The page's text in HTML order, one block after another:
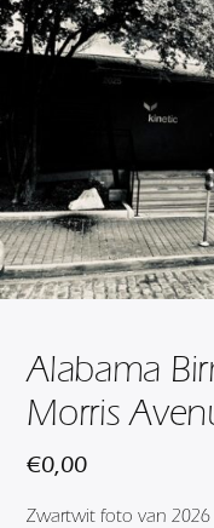
Alabama
Morris
€0,00
Zwartwit foto van